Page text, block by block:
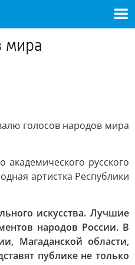
мира
голосов народов мира
русского
артистка Республики
искусства. Лучшие
народов России. В
Магаданской области,
публике не только